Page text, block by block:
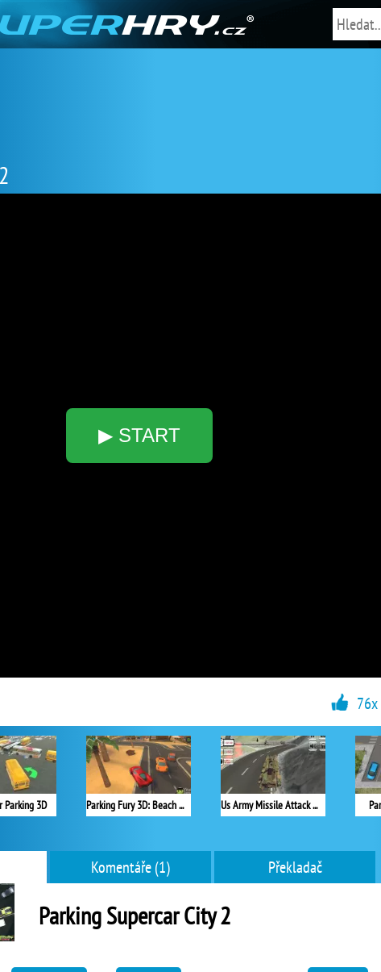
▶ START
Parking 3D Parking Fury 3D: Beach City Us Army Missile Attack Army Truck Driving
76x
Komentáře (1) Překladač
Parking Supercar City 2